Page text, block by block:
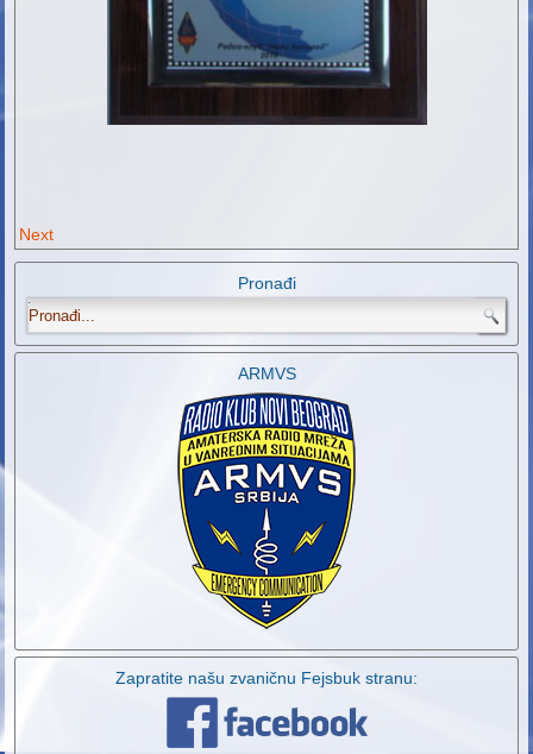
Next
Pronađi
.
ARMVS
Zapratite našu zvaničnu Fejsbuk stranu: